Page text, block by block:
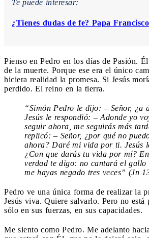
Te puede interesar:
¿Tienes dudas de fe? Papa
Pienso en Pedro en los días de Pasión.
de la muerte. Porque ese era el único
hiciera realidad la promesa. Si Jesús
perdido. El reino en la tierra.
“Simón Pedro le dijo: – Señor, ¿a
Jesús le respondió: – Adonde yo
seguir ahora, me seguirás más
replicó: – Señor, ¿por qué no
ahora? Daré mi vida por ti. Jesús
¿Con que darás tu vida por mí?
verdad te digo: no cantará el gallo
me hayas negado tres veces” (Jn
Pedro ve una única forma de realizar la
Jesús viva. Quiere salvarlo. Pero no está
sólo en sus fuerzas, en sus capacidades.
Me siento como Pedro. Me adelanto